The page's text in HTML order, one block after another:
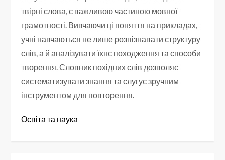
твірні слова, є важливою частиною мовної
грамотності. Вивчаючи ці поняття на прикладах,
учні навчаються не лише розпізнавати структуру
слів, а й аналізувати їхнє походження та способи
творення. Словник похідних слів дозволяє
систематизувати знання та слугує зручним
інструментом для повторення.
Освіта та наука